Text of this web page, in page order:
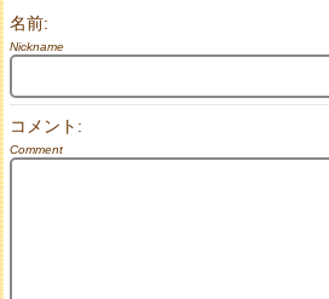
名前:
Nickname
コメント:
Comment